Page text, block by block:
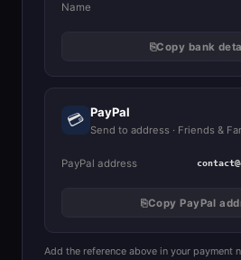
Name
⎘Copy bank
💳 PayPal
Send to address · Friends &
PayPal address
⎘Copy PayPal
Add the reference above in your payment